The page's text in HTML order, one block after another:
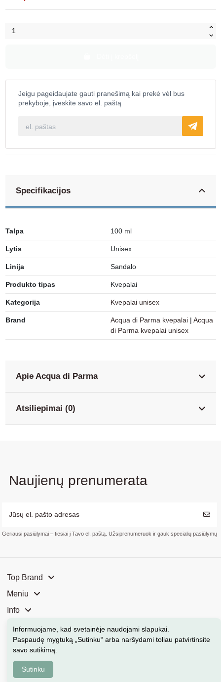
Jeigu pageidaujate gauti pranešimą kai prekė vėl bus
prekyboje, įveskite savo el. paštą
Specifikacijos
Talpa 100 ml
Lytis Unisex
Linija Sandalo
Produkto tipas Kvepalai
Kategorija Kvepalai unisex
Brand Acqua di Parma kvepalai | Acqua
di Parma kvepalai unisex
Apie Acqua di Parma
Atsiliepimai (0)
Naujienų prenumerata
Geriausi pasiūlymai – tiesiai į Tavo el. paštą. Užsiprenumeruok ir gauk specialių pasiūlymų
Top Brand
Meniu
Info
Mūsų parduotuvės
Kontaktai
Kosmeka.lt © 2026 Visos teisės saugomos
Informuojame, kad svetainėje naudojami slapukai
Paspaudę mygtuką „Sutinku“ arba naršydami toliau patvirtinsite
savo sutikimą.
Sutinku